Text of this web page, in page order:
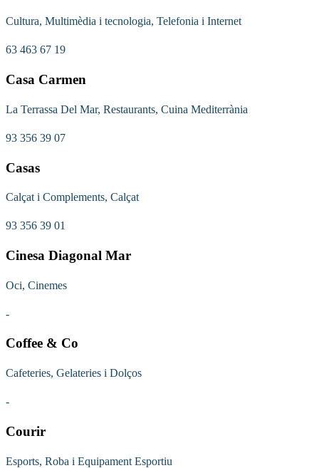
Cultura, Multimèdia i tecnologia, Telefonia i Internet
63 463 67 19
Casa Carmen
La Terrassa Del Mar, Restaurants, Cuina Mediterrània
93 356 39 07
Casas
Calçat i Complements, Calçat
93 356 39 01
Cinesa Diagonal Mar
Oci, Cinemes
-
Coffee & Co
Cafeteries, Gelateries i Dolços
-
Courir
Esports, Roba i Equipament Esportiu